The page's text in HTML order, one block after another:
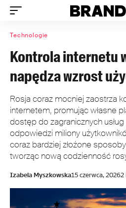
Technologie
Kontrola internetu
napędza wzrost
Rosja coraz mocniej zaostrza
internetem, promując własne
dostęp do zagranicznych
odpowiedzi miliony
coraz bardziej złożone
tworząc nową codzienność
Izabela Myszkowska15 czerwca, 20262